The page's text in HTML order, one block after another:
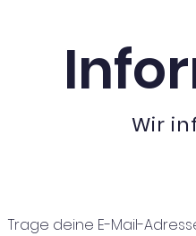
Wir
Trage deine E-Mail-